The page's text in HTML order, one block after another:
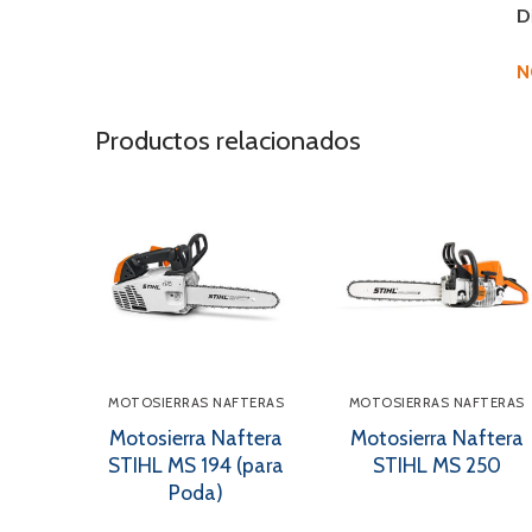
Productos relacionados
MOTOSIERRAS NAFTERAS
Motosierra Naftera
STIHL MS 194 (para
Poda)
MOTOSIERRAS NAFTERAS
Motosierra Naftera
STIHL MS 250